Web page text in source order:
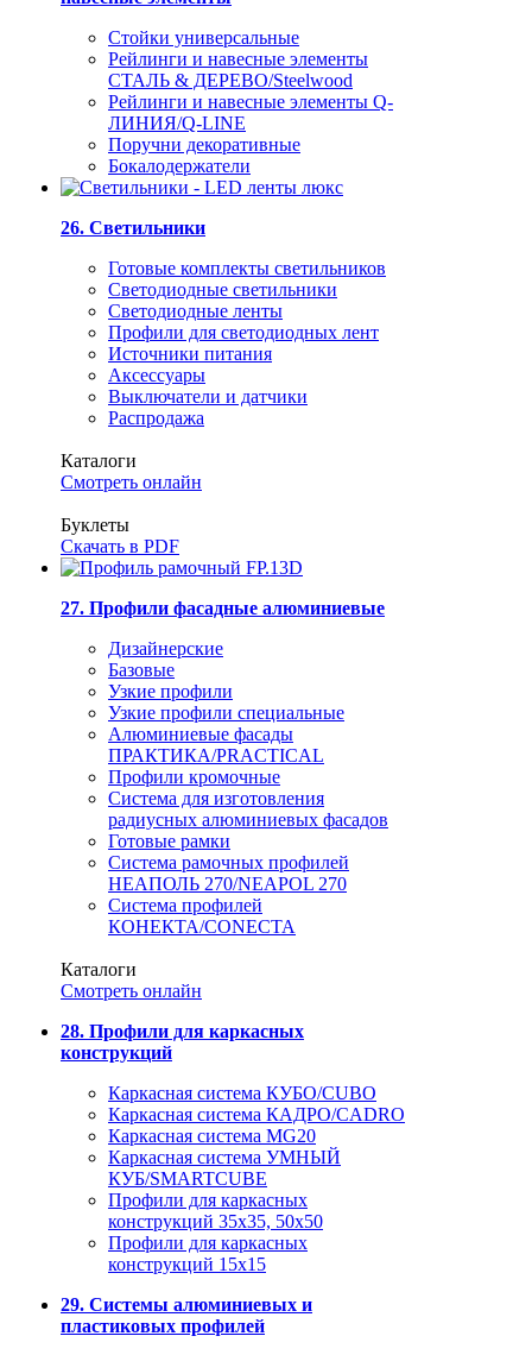
Стойки универсальные
Рейлинги и навесные элементы
СТАЛЬ & ДЕРЕВО/Steelwood
Рейлинги и навесные элементы Q-
ЛИНИЯ/Q-LINE
Поручни декоративные
Бокалодержатели
26. Светильники
Готовые комплекты светильников
Светодиодные светильники
Светодиодные ленты
Профили для светодиодных лент
Источники питания
Аксессуары
Выключатели и датчики
Распродажа
Каталоги
Смотреть онлайн
Буклеты
Скачать в PDF
27. Профили фасадные алюминиевые
Дизайнерские
Базовые
Узкие профили
Узкие профили специальные
Алюминиевые фасады
ПРАКТИКА/PRACTICAL
Профили кромочные
Система для изготовления
радиусных алюминиевых фасадов
Готовые рамки
Система рамочных профилей
НЕАПОЛЬ 270/NEAPOL 270
Система профилей
КОНЕКТА/CONECTA
Каталоги
Смотреть онлайн
28. Профили для каркасных
конструкций
Каркасная система КУБО/CUBO
Каркасная система КАДРО/CADRO
Каркасная система MG20
Каркасная система УМНЫЙ
КУБ/SMARTCUBE
Профили для каркасных
конструкций 35x35, 50x50
Профили для каркасных
конструкций 15х15
29. Системы алюминиевых и
пластиковых профилей